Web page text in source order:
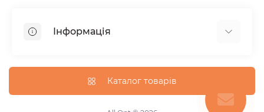
Інформація
Оплата та доставка
Повернення та обмін
Каталог товарів